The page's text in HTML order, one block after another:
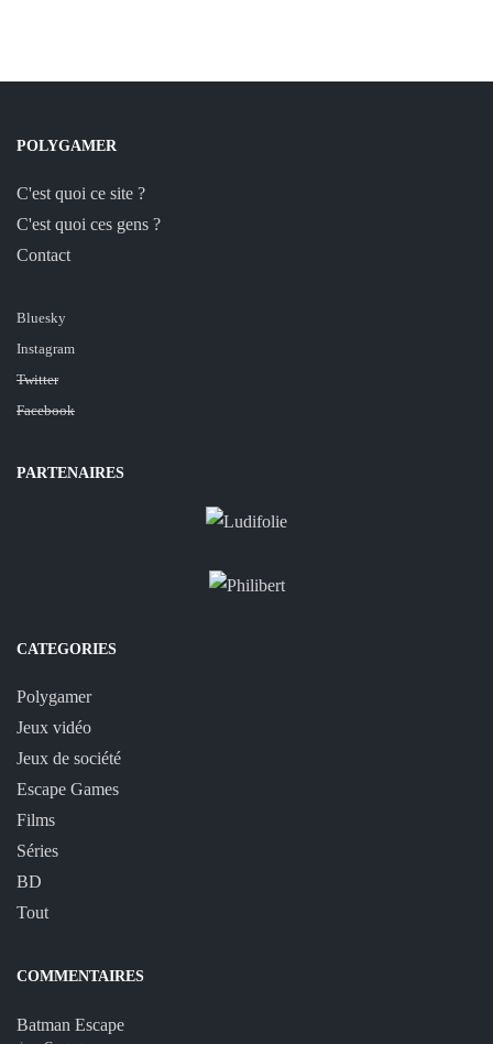
POLYGAMER
C'est quoi ce site ?
C'est quoi ces gens ?
Contact
Bluesky
Instagram
Twitter
Facebook
PARTENAIRES
CATEGORIES
Polygamer
Jeux vidéo
Jeux de société
Escape Games
Films
Séries
BD
Tout
COMMENTAIRES
Batman Escape